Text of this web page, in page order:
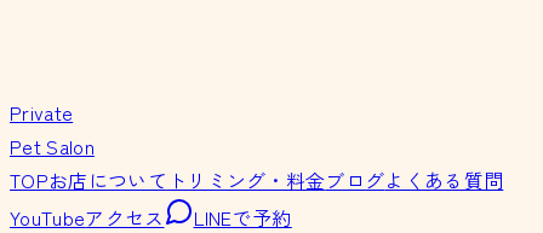
Private
Pet Salon
TOPお店について トリミング・料金ブログよくある質問
YouTubeアクセス LINEで予約